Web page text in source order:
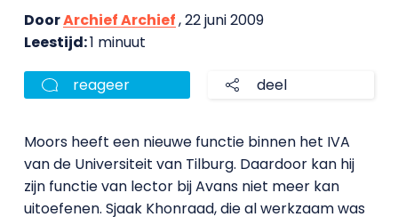
DoorArchief Archief, 22 juni 2009
Leestijd:1 minuut
reageer deel
Moors heeft een nieuwe functie binnen het IVA
van de Universiteit van Tilburg. Daardoor kan hij
zijn functie van lector bij Avans niet meer kan
uitoefenen. Sjaak Khonraad, die al werkzaam was